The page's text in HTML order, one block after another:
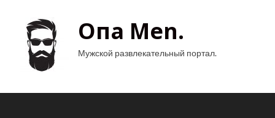
Опа Men.
Мужской развлекательный портал.